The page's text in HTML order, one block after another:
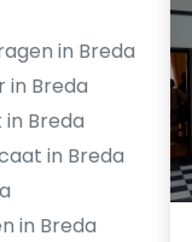
in Breda
in Breda
Breda
in Breda
in Breda